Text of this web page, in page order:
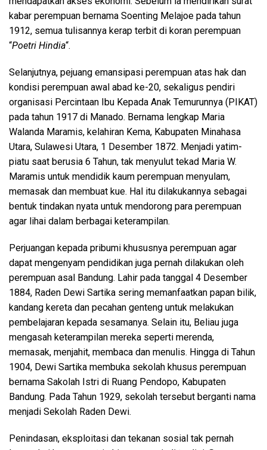
kabar perempuan bernama Soenting Melajoe pada tahun
1912, semua tulisannya kerap terbit di koran perempuan
“Poetri Hindia“.
Selanjutnya, pejuang emansipasi perempuan atas hak dan
kondisi perempuan awal abad ke-20, sekaligus pendiri
organisasi Percintaan Ibu Kepada Anak Temurunnya (PIKAT)
pada tahun 1917 di Manado. Bernama lengkap Maria
Walanda Maramis, kelahiran Kema, Kabupaten Minahasa
Utara, Sulawesi Utara, 1 Desember 1872. Menjadi yatim-
piatu saat berusia 6 Tahun, tak menyulut tekad Maria W.
Maramis untuk mendidik kaum perempuan menyulam,
memasak dan membuat kue. Hal itu dilakukannya sebagai
bentuk tindakan nyata untuk mendorong para perempuan
agar lihai dalam berbagai keterampilan.
Perjuangan kepada pribumi khususnya perempuan agar
dapat mengenyam pendidikan juga pernah dilakukan oleh
perempuan asal Bandung. Lahir pada tanggal 4 Desember
1884, Raden Dewi Sartika sering memanfaatkan papan bilik,
kandang kereta dan pecahan genteng untuk melakukan
pembelajaran kepada sesamanya. Selain itu, Beliau juga
mengasah keterampilan mereka seperti merenda,
memasak, menjahit, membaca dan menulis. Hingga di Tahun
1904, Dewi Sartika membuka sekolah khusus perempuan
bernama Sakolah Istri di Ruang Pendopo, Kabupaten
Bandung. Pada Tahun 1929, sekolah tersebut berganti nama
menjadi Sekolah Raden Dewi.
Penindasan, eksploitasi dan tekanan sosial tak pernah